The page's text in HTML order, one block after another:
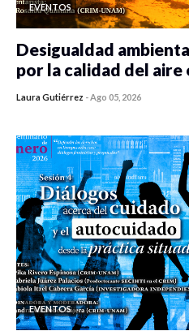
EVENTOS
Desigualdad
por la calidad del aire
Laura Gutiérrez -Ago 05, 2026
EVENTOS